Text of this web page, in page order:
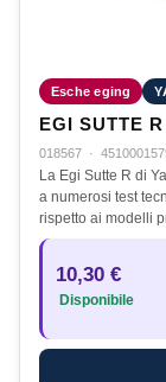
Esche eging
EGI SUTTE
018567 ·
La Egi Sutte R di
a numerosi test
rispetto ai modelli
10,30 €
Disponibile